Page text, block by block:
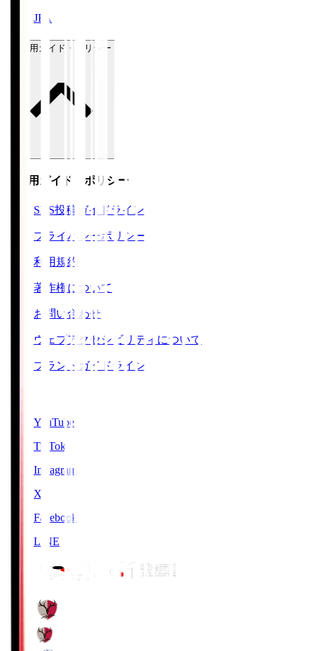
JFA
ご利用ガイド・ポリシー
ご利用ガイド・ポリシー
SNS投稿ガイドライン
プライバシーポリシー
利用規約
著作権について
お問い合わせ
ウェブアクセシビリティについて
ブランドガイドライン
YouTube
TikTok
Instagram
X
Facebook
LINE